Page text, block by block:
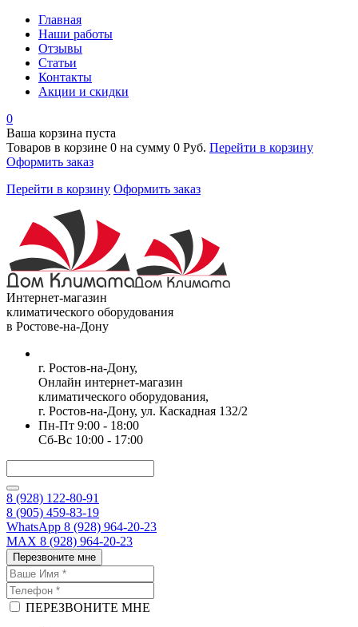
Главная
Наши работы
Отзывы
Статьи
Контакты
Акции и скидки
0
Ваша корзина пуста
Товаров в корзине 0 на сумму 0 Руб. Перейти в корзину
Оформить заказ
Перейти в корзину Оформить заказ
Интернет-магазин
климатического оборудования
в Ростове-на-Дону
г. Ростов-на-Дону,
Онлайн интернет-магазин
климатического оборудования,
г. Ростов-на-Дону, ул. Каскадная 132/2
Пн-Пт 9:00 - 18:00
Сб-Вс 10:00 - 17:00
8 (928) 122-80-91
8 (905) 459-83-19
WhatsApp 8 (928) 964-20-23
MAX 8 (928) 964-20-23
Перезвоните мне
ПЕРЕЗВОНИТЕ МНЕ